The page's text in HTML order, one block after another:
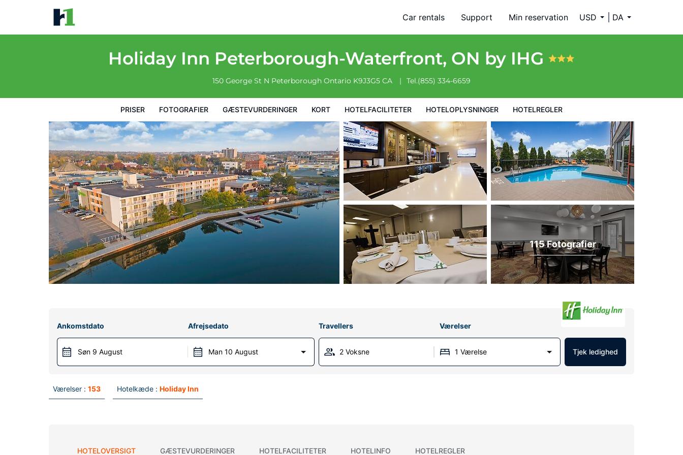
Car rentals Support Min reservation USD DA
Holiday Inn Peterborough-Waterfront, ON by IHG
150 George St N Peterborough Ontario K9J3G5 CA Tel.(855) 334-6659
PRISER FOTOGRAFIER GÆSTEVURDERINGER KORT HOTELFACILITETER HOTELOPLYSNINGER HOTELREGLER
Holiday Inn Peterborough-Waterfront, ON by IHG
Priser
115 Fotografier
Ankomstdato
Søn 9 August
Afrejsedato
Man 10 August
Travellers Værelser
2 Voksne 1 Værelse Tjek ledighed
Værelser : 153 Hotelkæde : Holiday Inn
HOTELOVERSIGT GÆSTEVURDERINGER HOTELFACILITETER HOTELINFO HOTELREGLER